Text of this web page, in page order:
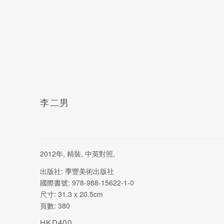
李二男
2012年, 精裝, 中英對照,
出版社: 季豐美術出版社
國際書號: 978-988-15622-1-0
尺寸: 31.3 x 20.5cm
頁數: 380